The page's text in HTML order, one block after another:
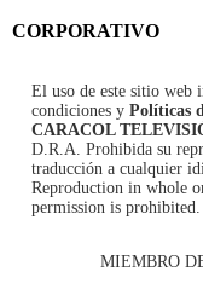
CORPORATIVO
El uso de este sitio web
condiciones y Políticas
CARACOL
D.R.A. Prohibida su
traducción a cualquier
Reproduction in whole
permission is
MIEMBRO